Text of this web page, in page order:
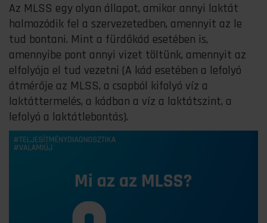
Az MLSS egy olyan állapot, amikor annyi laktát
halmozódik fel a szervezetedben, amennyit az le
tud bontani. Mint a fürdőkád esetében is,
amennyibe pont annyi vizet töltünk, amennyit az
elfolyója el tud vezetni (A kád esetében a lefolyó
átmérője az MLSS, a csapból kifolyó víz a
laktáttermelés, a kádban a víz a laktátszint, a
lefolyó a laktátlebontás).